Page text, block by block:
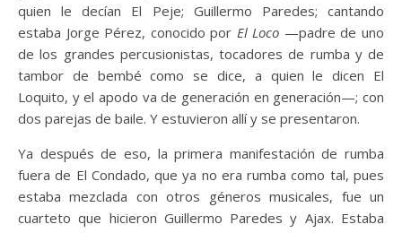
quien le decían El Peje; Guillermo Paredes; cantando
estaba Jorge Pérez, conocido por El Loco —padre de uno
de los grandes percusionistas, tocadores de rumba y de
tambor de bembé como se dice, a quien le dicen El
Loquito, y el apodo va de generación en generación—; con
dos parejas de baile. Y estuvieron allí y se presentaron.
Ya después de eso, la primera manifestación de rumba
fuera de El Condado, que ya no era rumba como tal, pues
estaba mezclada con otros géneros musicales, fue un
cuarteto que hicieron Guillermo Paredes y Ajax. Estaba